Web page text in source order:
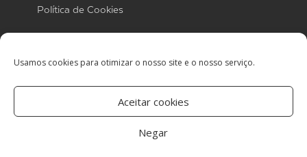
Usamos cookies para otimizar o nosso site e o nosso serviço.
Aceitar cookies
Negar
Política de Cookies
Centro de arbitragem